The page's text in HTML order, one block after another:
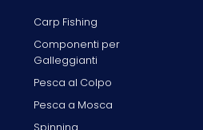
Carp Fishing
Componenti per
Galleggianti
Pesca al Colpo
Pesca a Mosca
Spinning